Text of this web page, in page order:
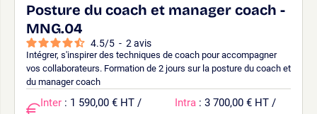
Posture du coach et manager coach -
MNG.04
4.5/5 - 2 avis
Intégrer, s'inspirer des techniques de coach pour accompagner
vos collaborateurs. Formation de 2 jours sur la posture du coach et
du manager coach
Inter : 1 590,00 € HT /
Intra : 3 700,00 € HT /